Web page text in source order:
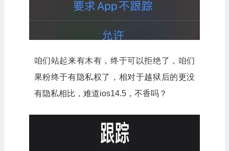
咱们站起来有木有，终于可以拒绝了，咱们
果粉终于有隐私权了，相对于越狱后的更没
有隐私相比，难道ios14.5，不香吗？